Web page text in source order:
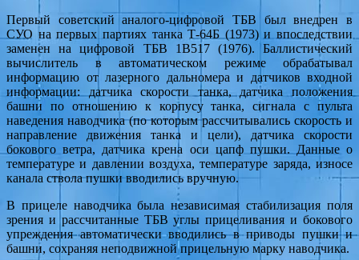
Первый советский аналого-цифровой ТБВ был внедрен в
СУО на первых партиях танка Т-64Б (1973) и впоследствии
заменен на цифровой ТБВ 1В517 (1976). Баллистический
вычислитель в автоматическом режиме обрабатывал
информацию от лазерного дальномера и датчиков входной
информации: датчика скорости танка, датчика положения
башни по отношению к корпусу танка, сигнала с пульта
наведения наводчика (по которым рассчитывались скорость и
направление движения танка и цели), датчика скорости
бокового ветра, датчика крена оси цапф пушки. Данные о
температуре и давлении воздуха, температуре заряда, износе
канала ствола пушки вводились вручную.
В прицеле наводчика была независимая стабилизация поля
зрения и рассчитанные ТБВ углы прицеливания и бокового
упреждения автоматически вводились в приводы пушки и
башни, сохраняя неподвижной прицельную марку наводчика.